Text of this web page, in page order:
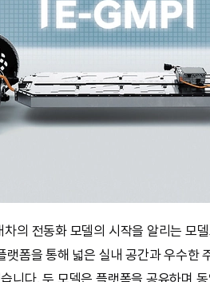
의 전동화 모델의 시작을 알리는 모
랫폼을 통해 넓은 실내 공간과 우수한
니다. 두 모델은 플랫폼을 공유하며